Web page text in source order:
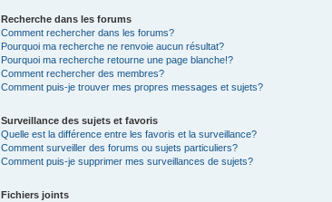
Recherche dans les forums
Comment rechercher dans les forums?
Pourquoi ma recherche ne renvoie aucun résultat?
Pourquoi ma recherche retourne une page blanche!?
Comment rechercher des membres?
Comment puis-je trouver mes propres messages et sujets?
Surveillance des sujets et favoris
Quelle est la différence entre les favoris et la surveillance?
Comment surveiller des forums ou sujets particuliers?
Comment puis-je supprimer mes surveillances de sujets?
Fichiers joints